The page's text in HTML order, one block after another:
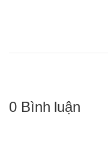
0 Bình luận